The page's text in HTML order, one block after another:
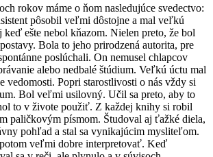
rokov máme o ňom nasledujúce svedectvo:
pôsobil veľmi dôstojne a mal veľkú
ešte nebol kňazom. Nielen preto, že bol
Bola to jeho prirodzená autorita, pre
poslúchali. On nemusel chlapcov
alebo nedbalé štúdium. Veľkú úctu mal
vedomosti. Popri starostlivosti o nás vždy si
Bol veľmi usilovný. Učil sa preto, aby to
to v živote použiť. Z každej knihy si robil
paličkovým písmom. Študoval aj ťažké diela,
pohľad a stal sa vynikajúcim mysliteľom.
veľmi dobre interpretovať. Keď